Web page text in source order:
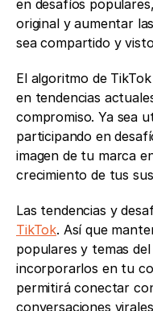
en desafíos
original y aumentar
sea compartido y
El algoritmo de
en tendencias
compromiso. Ya sea
participando en
imagen de tu marca
crecimiento de tus
Las tendencias y
TikTok. Así que
populares y temas
incorporarlos en tu
permitirá conectar
conversaciones